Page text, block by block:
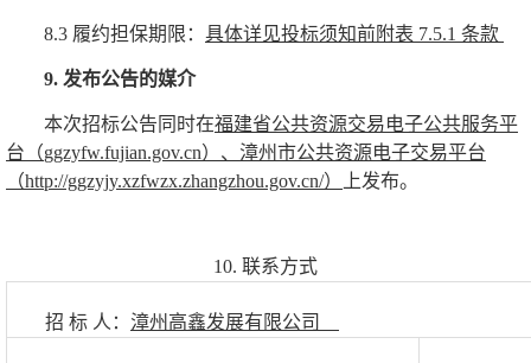
8.3 履约担保期限： 具体详见投标须知前附表 7.5.1 条款
9. 发布公告的媒介
本次招标公告同时在福建省公共资源交易电子公共服务平
台（ggzyfw.fujian.gov.cn）、 漳州市公共资源电子交易平台
（http://ggzyjy.xzfwzx.zhangzhou.gov.cn/） 上发布。
10. 联系方式
招 标 人： 漳州高鑫发展有限公司